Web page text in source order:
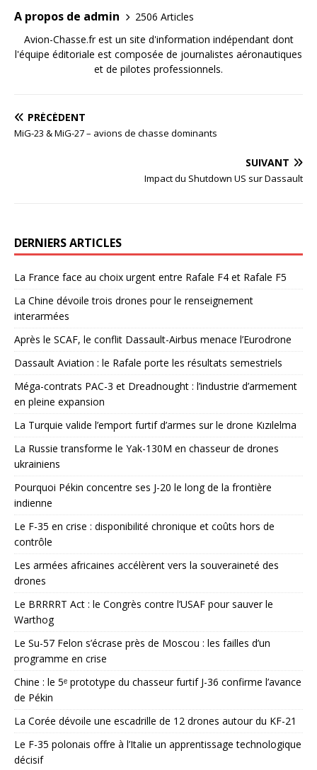
A propos de admin
2506 Articles
Avion-Chasse.fr est un site d'information indépendant dont
l'équipe éditoriale est composée de journalistes aéronautiques
et de pilotes professionnels.
PRÉCÉDENT
MiG-23 & MiG-27 – avions de chasse dominants
SUIVANT
Impact du Shutdown US sur Dassault
DERNIERS ARTICLES
La France face au choix urgent entre Rafale F4 et Rafale F5
La Chine dévoile trois drones pour le renseignement
interarmées
Après le SCAF, le conflit Dassault-Airbus menace l’Eurodrone
Dassault Aviation : le Rafale porte les résultats semestriels
Méga-contrats PAC-3 et Dreadnought : l’industrie d’armement
en pleine expansion
La Turquie valide l’emport furtif d’armes sur le drone Kızılelma
La Russie transforme le Yak-130M en chasseur de drones
ukrainiens
Pourquoi Pékin concentre ses J-20 le long de la frontière
indienne
Le F-35 en crise : disponibilité chronique et coûts hors de
contrôle
Les armées africaines accélèrent vers la souveraineté des
drones
Le BRRRRT Act : le Congrès contre l’USAF pour sauver le
Warthog
Le Su-57 Felon s’écrase près de Moscou : les failles d’un
programme en crise
Chine : le 5ᵉ prototype du chasseur furtif J-36 confirme l’avance
de Pékin
La Corée dévoile une escadrille de 12 drones autour du KF-21
Le F-35 polonais offre à l’Italie un apprentissage technologique
décisif